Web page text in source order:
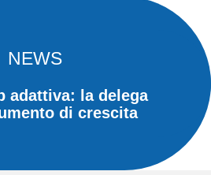
NEWS
adattiva: la delega
di crescita